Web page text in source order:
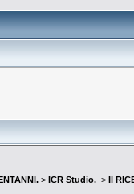
> ICR Studio. > Il